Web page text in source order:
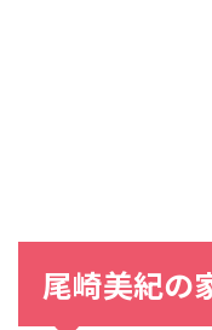
尾崎美紀の